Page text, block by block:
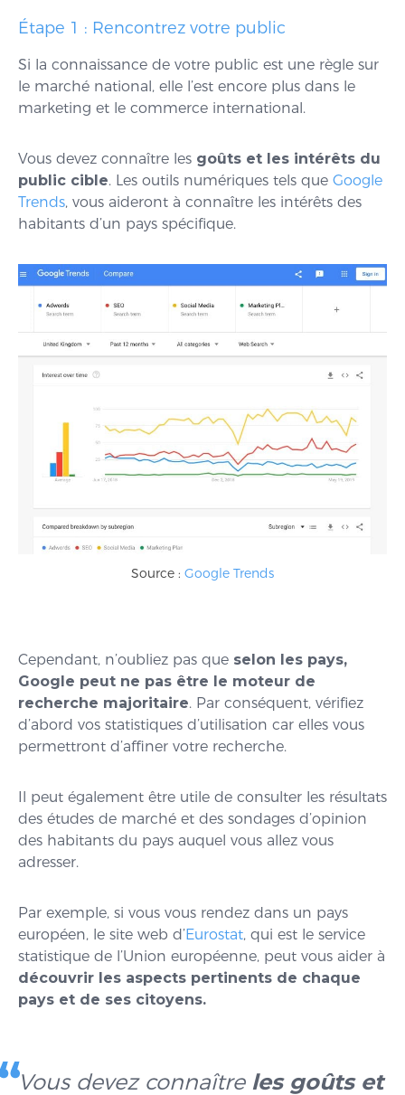
Étape 1 : Rencontrez votre public
Si la connaissance de votre public est une règle sur
le marché national, elle l’est encore plus dans le
marketing et le commerce international.
Vous devez connaître les goûts et les intérêts du
public cible. Les outils numériques tels que Google
Trends, vous aideront à connaître les intérêts des
habitants d’un pays spécifique.
Source : Google Trends
Cependant, n’oubliez pas que selon les pays,
Google peut ne pas être le moteur de
recherche majoritaire. Par conséquent, vérifiez
d’abord vos statistiques d’utilisation car elles vous
permettront d’affiner votre recherche.
Il peut également être utile de consulter les résultats
des études de marché et des sondages d’opinion
des habitants du pays auquel vous allez vous
adresser.
Par exemple, si vous vous rendez dans un pays
européen, le site web d’Eurostat, qui est le service
statistique de l’Union européenne, peut vous aider à
découvrir les aspects pertinents de chaque
pays et de ses citoyens.
Vous devez connaîtreles goûts et